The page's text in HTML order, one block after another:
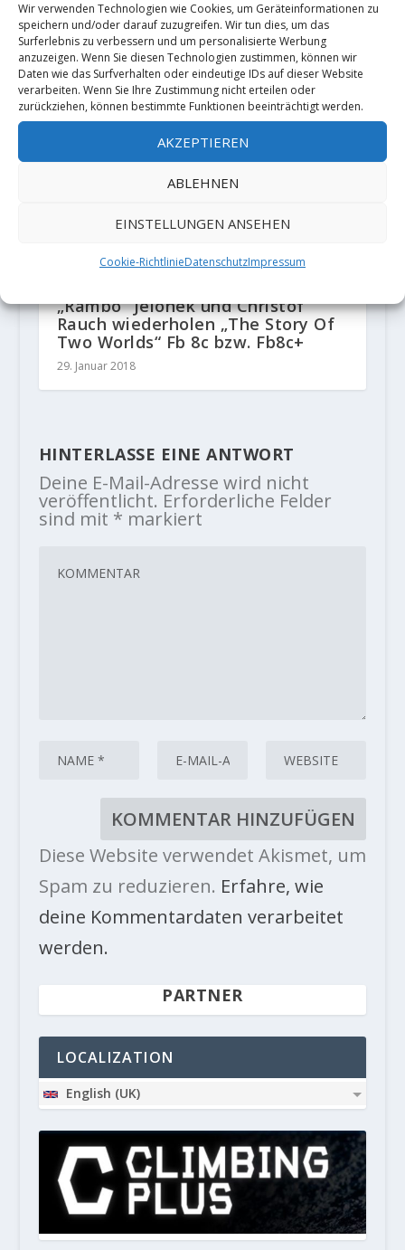
Wir verwenden Technologien wie Cookies, um Geräteinformationen zu
speichern und/oder darauf zuzugreifen. Wir tun dies, um das
Surferlebnis zu verbessern und um personalisierte Werbung
anzuzeigen. Wenn Sie diesen Technologien zustimmen, können wir
Daten wie das Surfverhalten oder eindeutige IDs auf dieser Website
verarbeiten. Wenn Sie Ihre Zustimmung nicht erteilen oder
zurückziehen, können bestimmte Funktionen beeinträchtigt werden.
AKZEPTIEREN
ABLEHNEN
EINSTELLUNGEN ANSEHEN
Cookie-RichtlinieDatenschutzImpressum
„Rambo“ Jelonek und Christof
Rauch wiederholen „The Story Of
Two Worlds“ Fb 8c bzw. Fb8c+
29. Januar 2018
HINTERLASSE EINE ANTWORT
Deine E-Mail-Adresse wird nicht
veröffentlicht. Erforderliche Felder
sind mit * markiert
Diese Website verwendet Akismet, um
Spam zu reduzieren. Erfahre, wie
deine Kommentardaten verarbeitet
werden.
PARTNER
LOCALIZATION
English (UK)